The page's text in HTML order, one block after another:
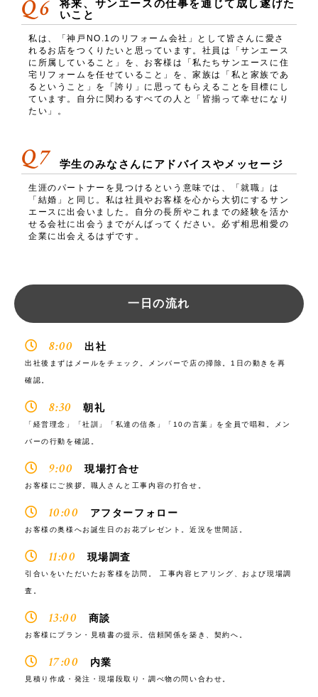
Q6
将来、サンエースの仕事を通じて成し遂げた
いこと
私は、「神戸NO.1のリフォーム会社」として皆さんに愛さ
れるお店をつくりたいと思っています。社員は「サンエース
に所属していること」を、お客様は「私たちサンエースに住
宅リフォームを任せていること」を、家族は「私と家族であ
るということ」を「誇り」に思ってもらえることを目標にし
ています。自分に関わるすべての人と「皆揃って幸せになり
たい」。
Q7 学生のみなさんにアドバイスやメッセージ
生涯のパートナーを見つけるという意味では、「就職」は
「結婚」と同じ。私は社員やお客様を心から大切にするサン
エースに出会いました。自分の長所やこれまでの経験を活か
せる会社に出会うまでがんばってください。必ず相思相愛の
企業に出会えるはずです。
一日の流れ
8:00 出社
出社後まずはメールをチェック。メンバーで店の掃除。1日の動きを再
確認。
8:30 朝礼
「経営理念」「社訓」「私達の信条」「10の言葉」を全員で唱和。メン
バーの行動を確認。
9:00 現場打合せ
お客様にご挨拶。職人さんと工事内容の打合せ。
10:00 アフターフォロー
お客様の奥様へお誕生日のお花プレゼント。近況を世間話。
11:00 現場調査
引合いをいただいたお客様を訪問。 工事内容ヒアリング、および現場調
査。
13:00 商談
お客様にプラン・見積書の提示。信頼関係を築き、契約へ。
17:00 内業
見積り作成・発注・現場段取り・調べ物の問い合わせ。